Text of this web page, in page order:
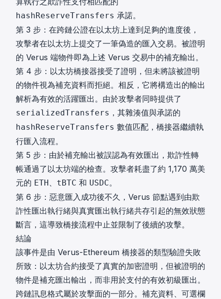
hashReserveTransfers 承諾。
第 3 步：在跨鏈公證在以太坊上達到足夠的進度後，
攻擊者在以太坊上提交了一筆偽造的匯入交易。被證明
的 Verus 端物件即為上述 Verus 交易中的補充輸出。
第 4 步：以太坊橋接器接受了證明，但未將該被證明
的物件視為補充資料而拒絕。相反，它將構造出的輸出
解析為有效的活躍匯出。由於攻擊者同時提供了
serializedTransfers ，其雜湊值與承諾的
hashReserveTransfers 數值匹配，橋接器繼續執
行匯入流程。
第 5 步：由於補充輸出被誤認為有效匯出，欺詐性轉
帳通過了以太坊端的檢查。攻擊者耗盡了約 1,170 萬美
元的 ETH、 tBTC 和 USDC。
第 6 步：惡意匯入成功後不久，Verus 節點遇到由欺
詐性匯出執行緒與真實匯出執行緒共存引起的無效狀態
斷言，這導致橋接流程中止並限制了後續的攻擊。
結論
該事件是由 Verus-Ethereum 橋接器的類型驗證失敗
所致：以太坊合約接受了真實的加密證明，但被證明的
物件是補充匯出輸出，而非用於支付的有效初級匯出。
跨鏈訊息格式屬於攻擊面的一部分。補充資料、可選欄